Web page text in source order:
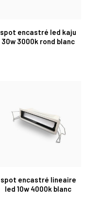
spot encastré led kaju
30w 3000k rond blanc
spot encastré lineaire
led 10w 4000k blanc